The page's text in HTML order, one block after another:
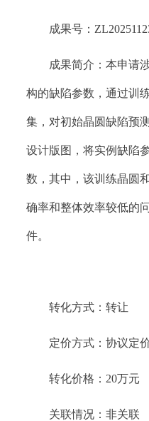
成果号：
成果简介： 本申请
构的缺陷参数，通过训
集，对初始晶圆缺陷预
设计版图，将实例缺陷
数，其中，该训练晶圆
确率和整体效率较低的
件。
转化方式： 转让
定价方式： 协议定
转化价格： 20万元
关联情况： 非关联